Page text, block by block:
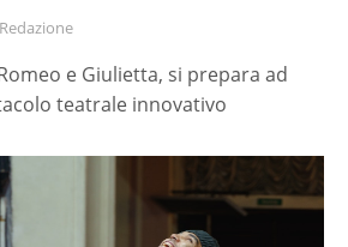
Redazione
e Giulietta, si prepara ad
teatrale innovativo